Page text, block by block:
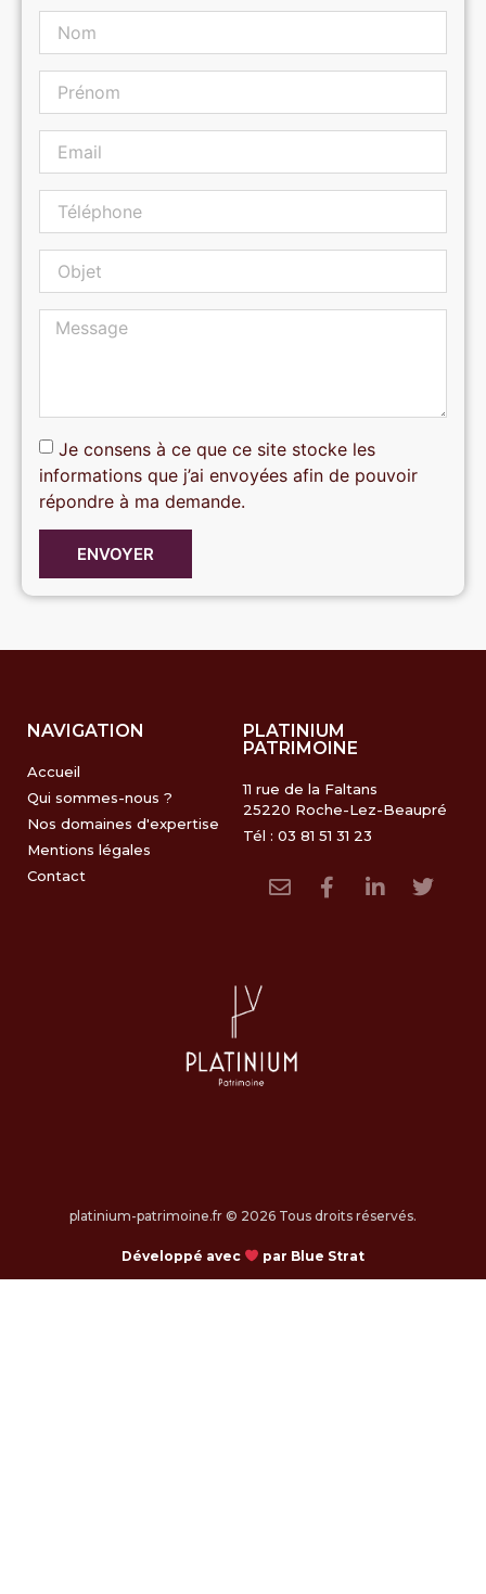
Je consens à ce que ce site stocke les
informations que j’ai envoyées afin de pouvoir
répondre à ma demande.
ENVOYER
PLATINIUM
PATRIMOINE
11 rue de la Faltans
25220 Roche-Lez-Beaupré
Tél : 03 81 51 31 23
NAVIGATION
Accueil
Qui sommes-nous ?
Nos domaines d'expertise
Mentions légales
Contact
platinium-patrimoine.fr © 2026 Tous droits réservés.
Développé avec par Blue Strat